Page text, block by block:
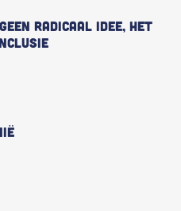
radicaal idee, het